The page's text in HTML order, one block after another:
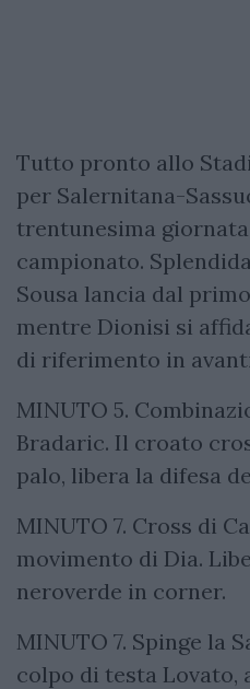
Tutto pronto allo
per Salernitana-
trentunesima
campionato.
Sousa lancia dal
mentre Dionisi si
di riferimento in
MINUTO 5.
Bradaric. Il croato
palo, libera la difesa
MINUTO 7. Cross di
movimento di Dia.
neroverde in corner.
MINUTO 7. Spinge la
colpo di testa Lovato,